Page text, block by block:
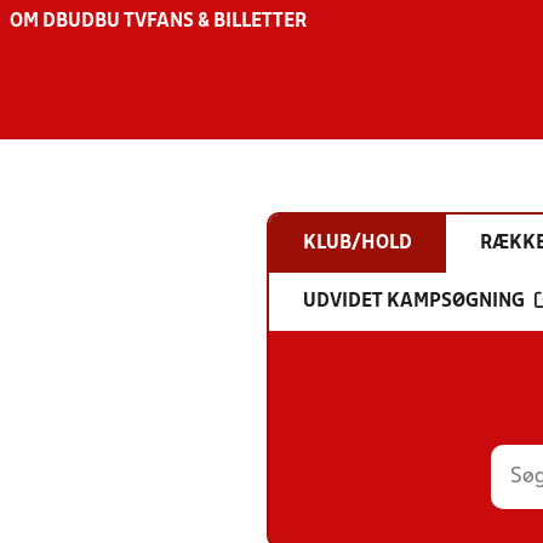
OM DBU DBU TV FANS & BILLETTER
KLUB/HOLD
UDVIDET KAMPSØGNING